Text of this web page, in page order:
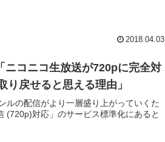
2018.04.03
ニコニコ生放送が720pに完全対
り戻せると思える理由」
ルの配信がより一層盛り上がっていくた
(720p)対応」のサービス標準化にあると